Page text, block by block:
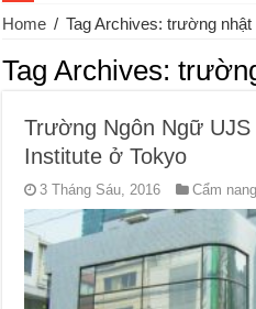
Home / Tag Archives: trường nhật
Tag Archives:
Trường Ngôn Ngữ
Institute ở Tokyo
3 Tháng Sáu, 2016 Cẩm nang